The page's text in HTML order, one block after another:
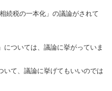
続税の一本化」の議論がされて
ついては、議論に挙がっていま
いて、議論に挙げてもいいのでは